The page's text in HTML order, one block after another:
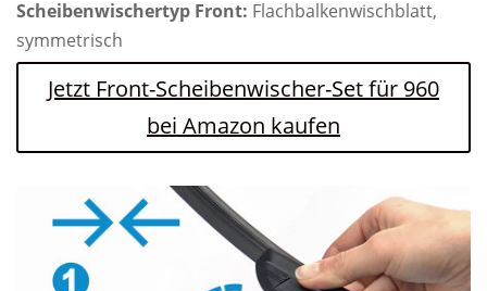
Scheibenwischertyp Front: Flachbalkenwischblatt,
symmetrisch
Jetzt Front-Scheibenwischer-Set für 960
bei Amazon kaufen